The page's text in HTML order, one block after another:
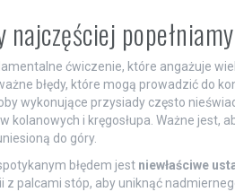
najczęściej
ćwiczenie, które angażuje
błędy, które mogą prowadzić do
wykonujące przysiady często
kolanowych i kręgosłupa. Ważne
do góry.
błędem jest niewłaściwe
z palcami stóp, aby uniknąć